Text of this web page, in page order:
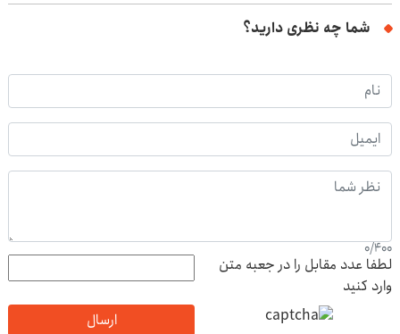
شما چه نظری دارید؟
0/400
لطفا عدد مقابل را در جعبه متن
وارد کنید
ارسال